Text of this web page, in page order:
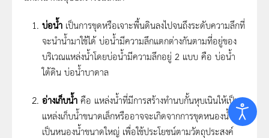
บ่อน้ำ เป็นการขุดหรือเจาะพื้นดินลงไปจนถึงระดับความลึกที่
จะนำน้ำมาใช้ได้ บ่อน้ำมีความลึกแตกต่างกันตามที่อยู่ของ
บริเวณแหล่งน้ำโดยบ่อน้ำมีความลึกอยู่ 2 แบบ คือ บ่อน้ำ
ใต้ดิน บ่อน้ำบาดาล
อ่างเก็บน้ำ คือ แหล่งน้ำที่มีการสร้างทำนบกั้นหุบเนินให้เป็น
แหล่งเก็บน้ำขนาดเล็กหรืออาจจะเกิดจากการขุดหนองน้ำให้
เป็นหนองน้ำขนาดใหญ่ เพื่อใช้ประโยชน์ตามวัตถุประสงค์